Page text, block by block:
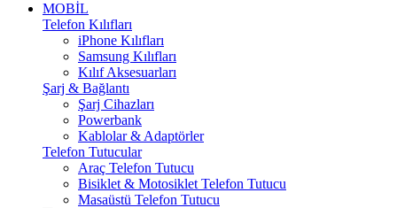
MOBİL
Telefon Kılıfları
iPhone Kılıfları
Samsung Kılıfları
Kılıf Aksesuarları
Şarj & Bağlantı
Şarj Cihazları
Powerbank
Kablolar & Adaptörler
Telefon Tutucular
Araç Telefon Tutucu
Bisiklet & Motosiklet Telefon Tutucu
Masaüstü Telefon Tutucu